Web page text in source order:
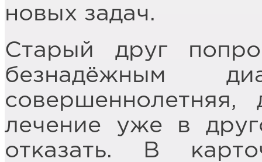
новых задач.
Старый друг
безнадёжным
лечение уже в
отказать. В